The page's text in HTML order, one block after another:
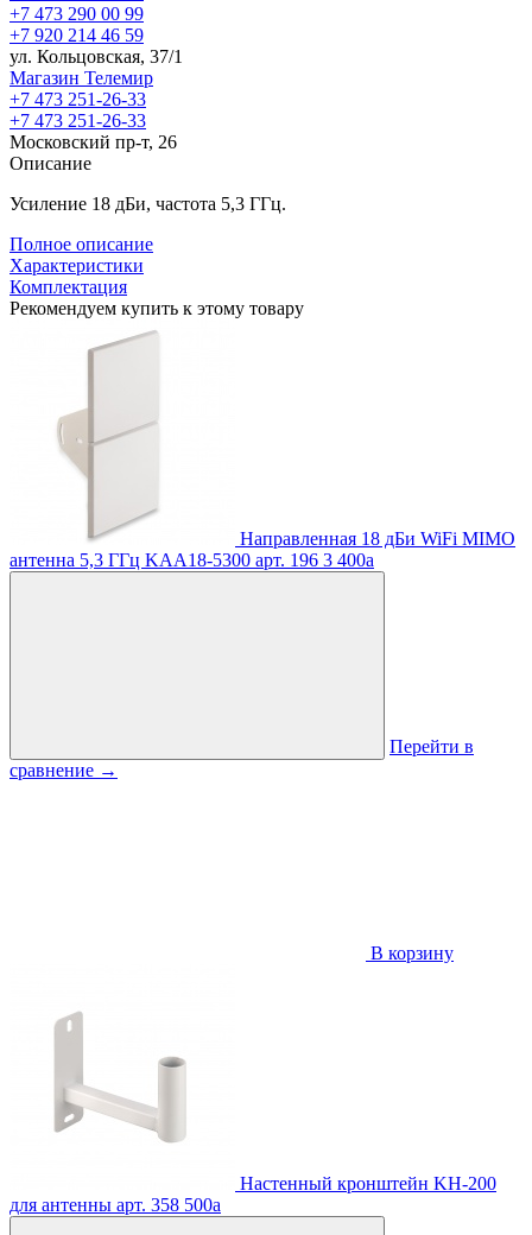
+7 473 290 00 99
+7 920 214 46 59
ул. Кольцовская, 37/1
Магазин Телемир
+7 473 251-26-33
+7 473 251-26-33
Московский пр-т, 26
Описание
Усиление 18 дБи, частота 5,3 ГГц.
Полное описание
Характеристики
Комплектация
Рекомендуем купить к этому товару
Направленная 18 дБи WiFi MIMO
антенна 5,3 ГГц KAA18-5300 арт. 196 3 400a
Перейти в
сравнение →
В корзину
Настенный кронштейн KH-200
для антенны арт. 358 500a